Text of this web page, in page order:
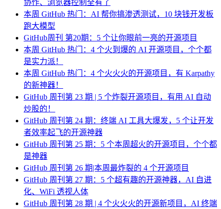
协作、浏览器控制全有了
本周 GitHub 热门：AI 帮你搞渗透测试，10 块钱开发板
跑大模型
GitHub周刊 第20期：5 个让你眼前一亮的开源项目
本周 GitHub 热门：4 个火到爆的 AI 开源项目，个个都
是实力派！
本周 GitHub 热门：4 个火火火的开源项目，有 Karpathy
的新神器！
GitHub 周刊第 23 期 | 5 个炸裂开源项目，有用 AI 自动
炒股的！
GitHub 周刊第 24 期：终端 AI 工具大爆发，5 个让开发
者效率起飞的开源神器
GitHub 周刊第 25 期：5 个本周超火的开源项目，个个都
是神器
GitHub 周刊第 26 期|本周最炸裂的 4 个开源项目
GitHub 周刊第 27 期：5 个超有趣的开源神器，AI 自进
化、WiFi 透视人体
GitHub 周刊第 28 期 | 4 个火火火的开源新项目，AI 终端